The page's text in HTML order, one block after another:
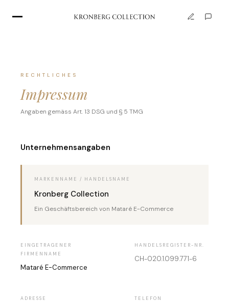
RECHTLICHES
Impressum
Angaben gemäss Art. 13 DSG und § 5 TMG
Unternehmensangaben
MARKENNAME / HANDELSNAME
Kronberg Collection
Ein Geschäftsbereich von Mataré E-Commerce
EINGETRAGENER
FIRMENNAME
Mataré E-Commerce
HANDELSREGISTER-NR.
CH-020.1.099.771-6
ADRESSE TELEFON